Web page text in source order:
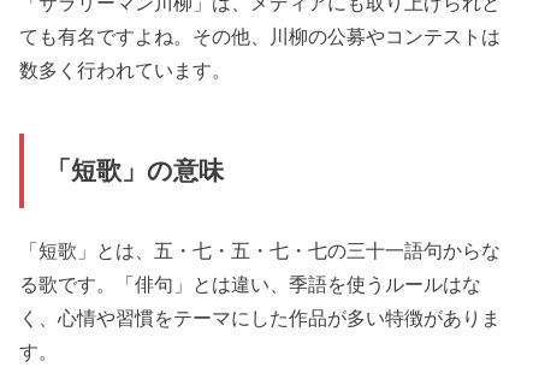
ても有名ですよね。その他、川柳の公募やコンテストは
数多く行われています。
「短歌」の意味
「短歌」とは、五・七・五・七・七の三十一語句からな
る歌です。「俳句」とは違い、季語を使うルールはな
く、心情や習慣をテーマにした作品が多い特徴がありま
す。